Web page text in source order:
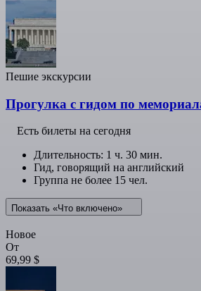
Пешие экскурсии
Прогулка с гидом по
Есть билеты на сегодня
Длительность: 1 ч. 30 мин.
Гид, говорящий на английский
Группа не более 15 чел.
Показать «Что включено»
Новое
От
69,99 $